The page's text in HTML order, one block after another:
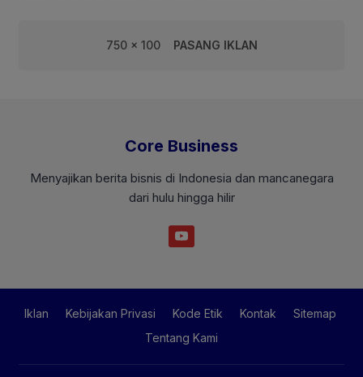
750 x 100 PASANG IKLAN
Core Business
Menyajikan berita bisnis di Indonesia dan mancanegara
dari hulu hingga hilir
Iklan Kebijakan Privasi Kode Etik Kontak
Sitemap
Tentang Kami